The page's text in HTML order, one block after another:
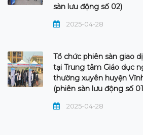
sàn lưu động số 02)
2025-04-28
Tổ chức phiên sàn giao
tại Trung tâm Giáo dục
thường xuyên huyện
(phiên sàn lưu động số
2025-04-28